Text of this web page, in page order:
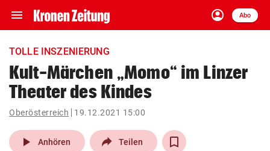
menu Navigation
ein-/ausklappen
account_circle
Anmelden
Abo
close Schließen
account_circle Anmelden
pin_drop
Wien arrow_right
TOLLE INSZENIERUNG
Kult-Märchen „Momo“ im Linzer
Theater des Kindes
Oberösterreich 19.12.2021 15:00
play_arrow Anhören Teilen